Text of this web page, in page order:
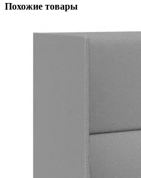
Похожие товары